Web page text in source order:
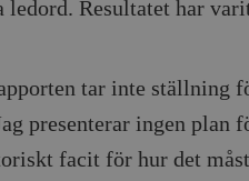
ledord. Resultatet har
tar inte ställning
presenterar ingen plan
facit för hur det
Google LLC
1 dag
Denna
sekunder
Detta
som
Denna
28 dagar
minuter
för webbplatsen
3
Används av